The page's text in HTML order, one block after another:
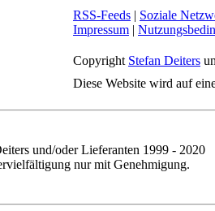
RSS-Feeds | Soziale
Impressum |
Copyright Stefan Deiters
Diese Website wird auf
und/oder Lieferanten 1999 - 2020
nur mit Genehmigung.